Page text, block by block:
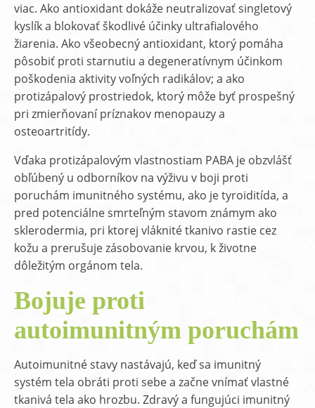
viac. Ako antioxidant dokáže neutralizovať singletový
kyslík a blokovať škodlivé účinky ultrafialového
žiarenia. Ako všeobecný antioxidant, ktorý pomáha
pôsobiť proti starnutiu a degeneratívnym účinkom
poškodenia aktivity voľných radikálov; a ako
protizápalový prostriedok, ktorý môže byť prospešný
pri zmierňovaní príznakov menopauzy a
osteoartritídy.
Vďaka protizápalovým vlastnostiam PABA je obzvlášť
obľúbený u odborníkov na výživu v boji proti
poruchám imunitného systému, ako je tyroiditída, a
pred potenciálne smrteľným stavom známym ako
sklerodermia, pri ktorej vláknité tkanivo rastie cez
kožu a prerušuje zásobovanie krvou, k životne
dôležitým orgánom tela.
Bojuje proti
autoimunitným poruchám
Autoimunitné stavy nastávajú, keď sa imunitný
systém tela obráti proti sebe a začne vnímať vlastné
tkanivá tela ako hrozbu. Zdravý a fungujúci imunitný